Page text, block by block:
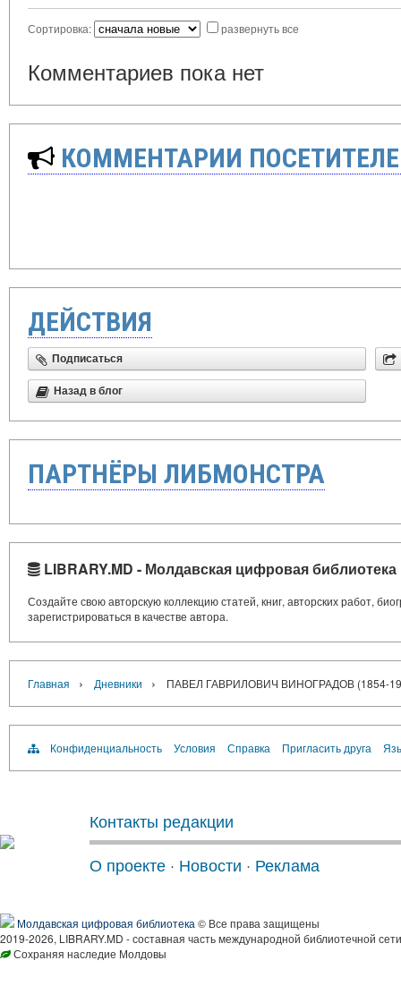
Сортировка: развернуть все
Комментариев пока нет
КОММЕНТАРИИ
ДЕЙСТВИЯ
Подписаться
Назад в блог
ПАРТНЁРЫ ЛИБМОНСТРА
LIBRARY.MD - Молдавская цифровая библиотека
Создайте свою авторскую коллекцию статей, книг, авторских работ,
зарегистрироваться в качестве автора.
Главная › Дневники › ПАВЕЛ ГАВРИЛОВИЧ ВИНОГРАДОВ (1854-
Конфиденциальность Условия Справка Пригласить друга
Контакты редакции
О проекте · Новости · Реклама
Молдавская цифровая библиотека © Все права защищены
2019-2026, LIBRARY.MD - составная часть международной библиотечной
Сохраняя наследие Молдовы